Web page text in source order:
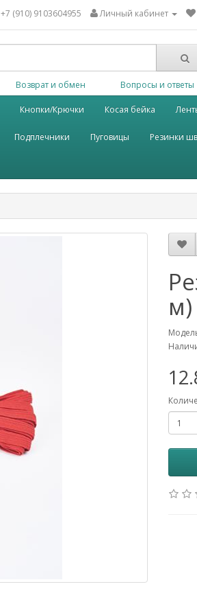
+7 (910) 9103604955 Личный кабинет
Возврат и обмен Вопросы и ответы
Кнопки/Крючки Косая бейка
Подплечники Пуговицы Резинки